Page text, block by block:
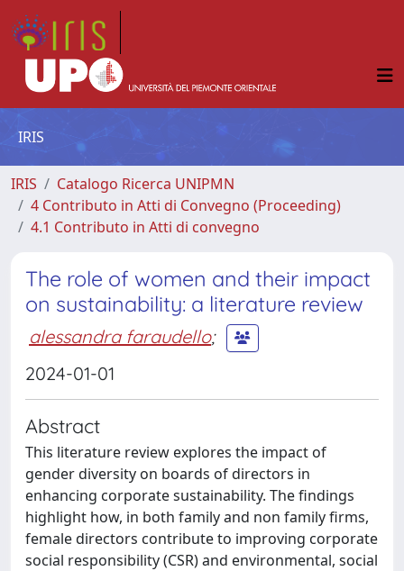
IRIS
IRIS
Catalogo Ricerca UNIPMN
4 Contributo in Atti di Convegno (Proceeding)
4.1 Contributo in Atti di convegno
The role of women and their impact
on sustainability: a literature review
alessandra faraudello;
2024-01-01
Abstract
This literature review explores the impact of
gender diversity on boards of directors in
enhancing corporate sustainability. The findings
highlight how, in both family and non family firms,
female directors contribute to improving corporate
social responsibility (CSR) and environmental, social